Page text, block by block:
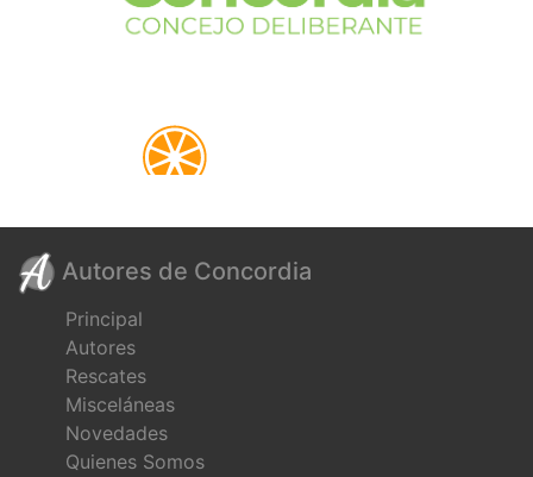
Autores de Concordia
Principal
Autores
Rescates
Misceláneas
Novedades
Quienes Somos